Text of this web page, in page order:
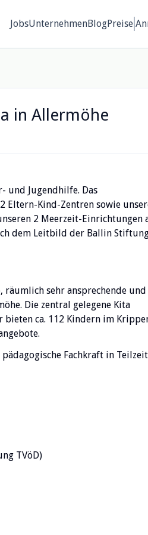
JobsUnternehmenBlogPreise
in Allermöhe
und Jugendhilfe. Das
Eltern-Kind-Zentren sowie
2 Meerzeit-Einrichtungen
dem Leitbild der Ballin
sehr ansprechende und
Die zentral gelegene Kita
ca. 112 Kindern im
Fachkraft in Teilzeit
TVöD)